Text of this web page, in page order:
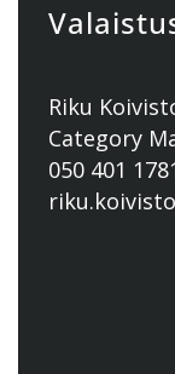
Riku
Category
050 401